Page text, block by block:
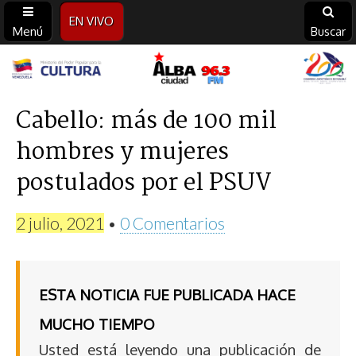
Menú
EN VIVO
Buscar
Alba
Ciudad
96.3
FM
Cabello: más de 100 mil
hombres y mujeres
postulados por el PSUV
2 julio, 2021 • 0 Comentarios
ESTA NOTICIA FUE PUBLICADA HACE
MUCHO TIEMPO
Usted está leyendo una publicación de